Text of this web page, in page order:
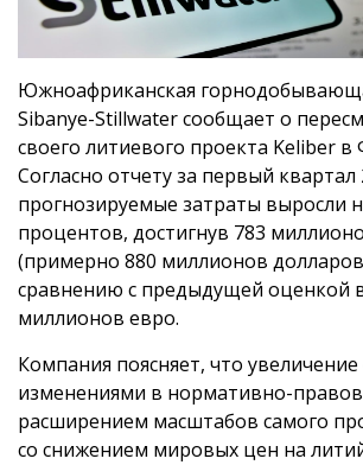
Южноафриканская
Sibanye-Stillwater сообщает о
своего литиевого проекта Keliber в
Согласно отчету за первый квартал
прогнозируемые затраты выросли
процентов, достигнув 783
(примерно 880 миллионов
сравнению с предыдущей оценкой
миллионов евро.
Компания поясняет, что
изменениями в нормативно-
расширением масштабов самого
со снижением мировых цен на